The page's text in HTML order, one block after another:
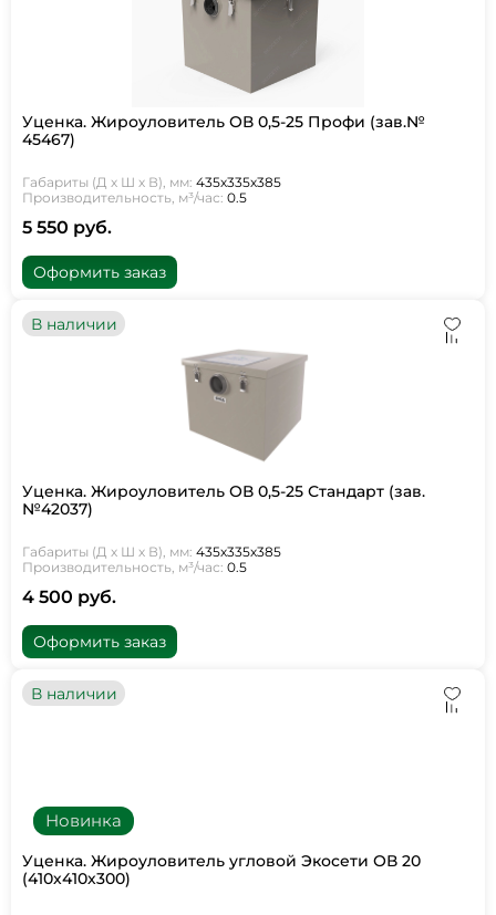
Уценка. Жироуловитель ОВ 0,5-25 Профи (зав.№
45467)
Габариты (Д х Ш х В), мм: 435х335х385
Производительность, м³/час: 0.5
5 550 руб.
Оформить заказ
В наличии
Уценка. Жироуловитель ОВ 0,5-25 Стандарт (зав.
№42037)
Габариты (Д х Ш х В), мм: 435х335х385
Производительность, м³/час: 0.5
4 500 руб.
Оформить заказ
Новинка
В наличии
Уценка. Жироуловитель угловой Экосети ОВ 20
(410х410х300)